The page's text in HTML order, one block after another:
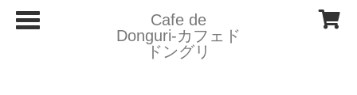
T
o
Cafe de
Donguri- カフェド
ドングリ